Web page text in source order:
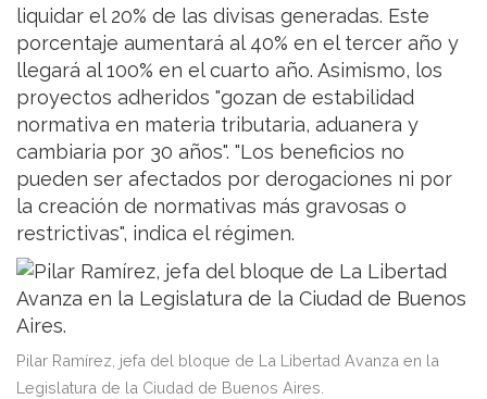
liquidar el 20% de las divisas generadas. Este
porcentaje aumentará al 40% en el tercer año y
llegará al 100% en el cuarto año. Asimismo, los
proyectos adheridos "gozan de estabilidad
normativa en materia tributaria, aduanera y
cambiaria por 30 años". "Los beneficios no
pueden ser afectados por derogaciones ni por
la creación de normativas más gravosas o
restrictivas", indica el régimen.
Pilar Ramírez, jefa del bloque de La Libertad Avanza en la
Legislatura de la Ciudad de Buenos Aires.